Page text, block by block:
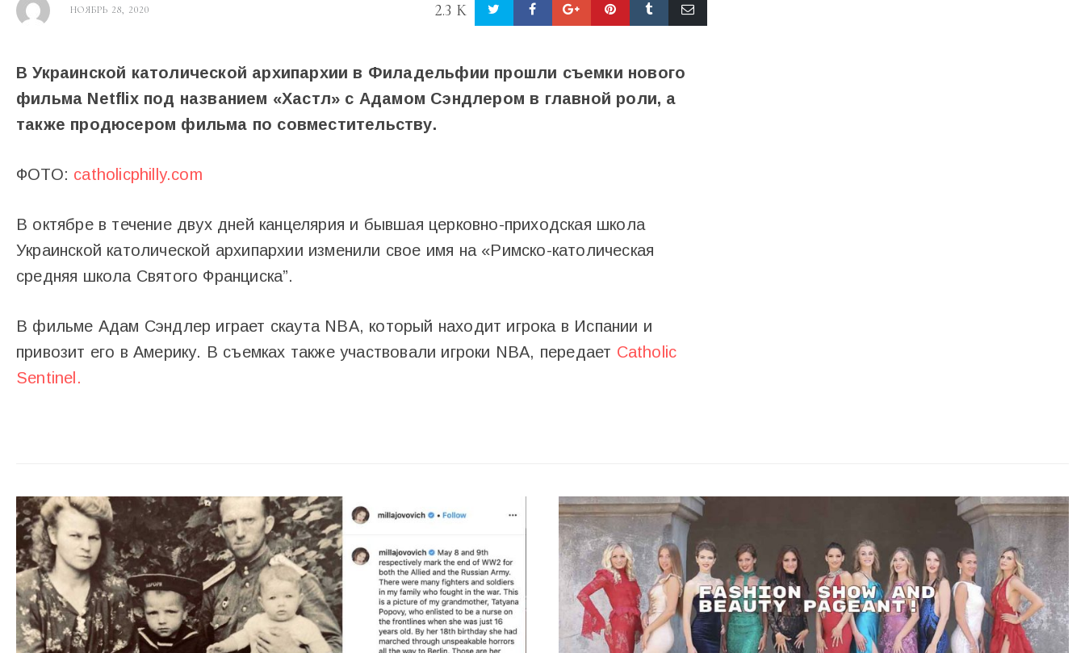
НОЯБРЬ 28, 2020 2.3 K
В Украинской католической архипархии в Филадельфии прошли съемки нового
фильма Netflix под названием «Хастл» с Адамом Сэндлером в главной роли, а
также продюсером фильма по совместительству.
ФОТО: catholicphilly.com
В октябре в течение двух дней канцелярия и бывшая церковно-приходская школа
Украинской католической архипархии изменили свое имя на «Римско-католическая
средняя школа Святого Франциска”.
В фильме Адам Сэндлер играет скаута NBA, который находит игрока в Испании и
привозит его в Америку. В съемках также участвовали игроки NBA, передает Catholic
Sentinel.